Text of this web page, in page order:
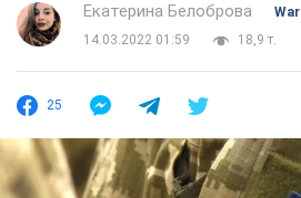
Екатерина Белоброва
War
14.03.2022 01:59
18,9 т.
25